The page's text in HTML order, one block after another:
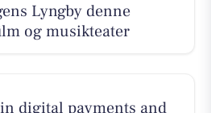
Lyngby denne
og musikteater
digital payments and